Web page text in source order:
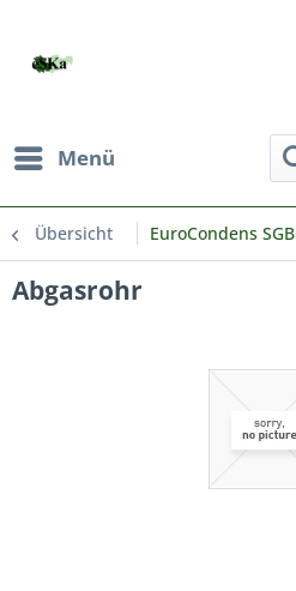
Menü
Übersicht EuroCondens SGB
Abgasrohr